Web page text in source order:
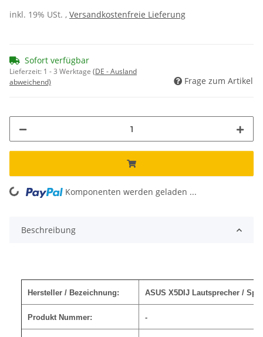
inkl. 19% USt. , Versandkostenfreie Lieferung
Sofort verfügbar
Lieferzeit: 1 - 3 Werktage (DE - Ausland
abweichend)
Frage zum Artikel
Loading... Komponenten werden geladen ...
Beschreibung
Hersteller / Bezeichnung: ASUS X5DIJ Lautsprecher /
Produkt Nummer: -